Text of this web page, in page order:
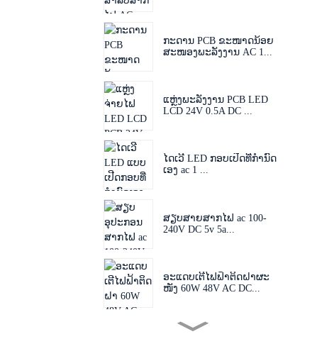
ກະດານ PCB ຂະໜາດນ້ອຍ
ສະໜອງພະລັງງານ AC 1...
ແຫຼ່ງພະລັງງານ PCB LED
LCD 24V 0.5A DC ...
ໄດເວີ LED ກອບເປີດທີ່ກຳນົດ
ເອງ ac 1 ...
ສຽບສາຍສາກໄຟ ac 100-
240V DC 5v 5a...
ອະແດບເຕີໄຟຟ້າຕິດຝາຜະ
ໜັງ 60W 48V AC DC...